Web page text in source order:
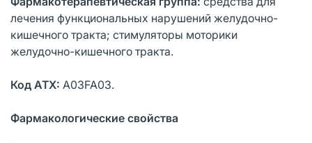
лечения функциональных нарушений желудочно-
кишечного тракта; стимуляторы моторики
желудочно-кишечного тракта.
Код АТХ: А03FA03.
Фармакологические свойства